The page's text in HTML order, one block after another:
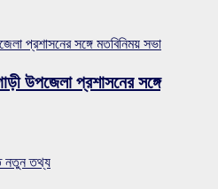
প্রশাসনের সঙ্গে মতবিনিময় সভা
উপজেলা প্রশাসনের সঙ্গে
নতুন তথ্য